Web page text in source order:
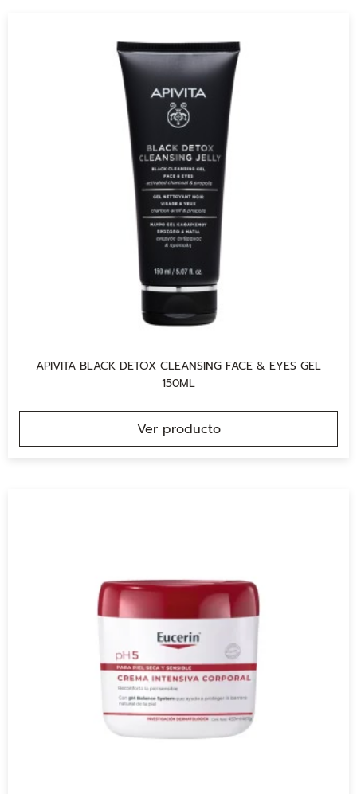
APIVITA BLACK DETOX CLEANSING FACE & EYES GEL
150ML
Ver producto